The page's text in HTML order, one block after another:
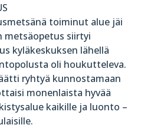
toiminut alue jäi
metsäopetus siirtyi
kyläkeskuksen lähellä
oli houkutteleva.
ryhtyä kunnostamaan
monenlaista hyvää
kaikille ja luonto –